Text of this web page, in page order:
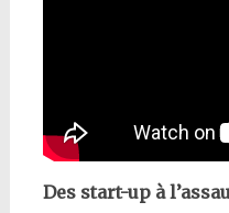
Des start-up à